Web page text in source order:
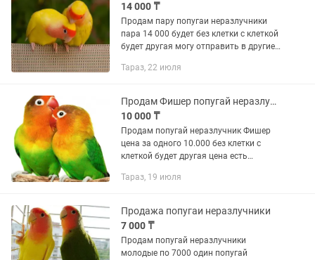
14 000 ₸
Продам пару попугаи неразлучники
пара 14 000 будет без клетки с клеткой
будет другая могу отправить в другие
сообщения не читаю
Тараз, 22 июля
Продам Фишер попугай неразлучники
10 000 ₸
Продам попугай неразлучник Фишер
цена за одного 10.000 без клетки с
клеткой будет другая цена есть
есть отправка другие города звоните
Тараз, 19 июля
Продажа попугаи неразлучники
7 000 ₸
Продам попугай неразлучники
молодые по 7000 один попугай